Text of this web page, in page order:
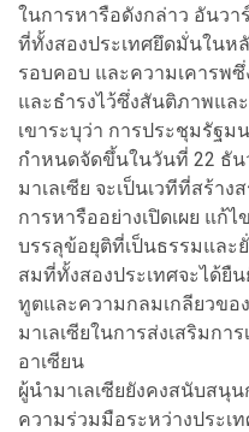
ในการหารือดังกล่าว อันว
ที่ทั้งสองประเทศยึดมั่นในห
รอบคอบ และความเคารพ
และธำรงไว้ซึ่งสันติภาพแล
เขาระบุว่า การประชุมรัฐม
กำหนดจัดขึ้นในวันที่ 22 ธั
มาเลเซีย จะเป็นเวทีที่สร้า
การหารืออย่างเปิดเผย แก้
บรรลุข้อยุติที่เป็นธรรมและ
สมที่ทั้งสองประเทศจะได้ยื
ทูตและความกลมเกลียวข
มาเลเซียในการส่งเสริมกา
อาเซียน
ผู้นำมาเลเซียยังคงสนับสนุ
ความร่วมมือระหว่างประเ